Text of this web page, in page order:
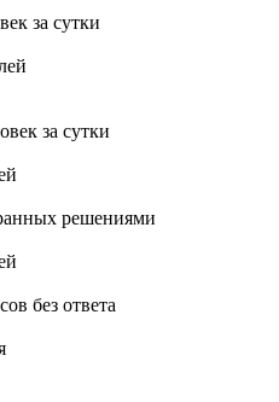
за сутки
за сутки
решениями
без ответа